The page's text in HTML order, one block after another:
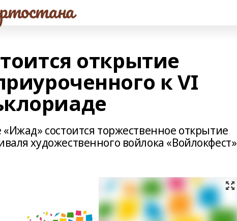
открытие
к VI
состоится торжественное открытие
художественного войлока «Войлокфест»